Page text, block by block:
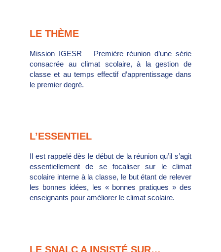
LE THÈME
Mission IGESR – Première réunion d’une série
consacrée au climat scolaire, à la gestion de
classe et au temps effectif d’apprentissage dans
le premier degré.
L’ESSENTIEL
Il est rappelé dès le début de la réunion qu’il s’agit
essentiellement de se focaliser sur le climat
scolaire interne à la classe, le but étant de relever
les bonnes idées, les « bonnes pratiques » des
enseignants pour améliorer le climat scolaire.
LE SNALC A INSISTÉ SUR…